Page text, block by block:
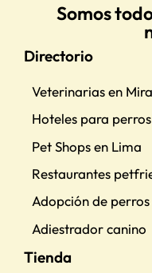
Somos
Directorio
Veterinarias en
Hoteles para perros
Pet Shops en Lima
Restaurantes
Adopción de
Adiestrador canino
Tienda